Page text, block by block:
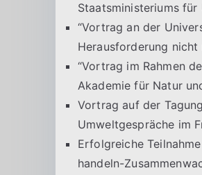
Staatsministeriums
“Vortrag an der
Herausforderung nicht
“Vortrag im Rahmen
Akademie für Natur
Vortrag auf der
Umweltgespräche im
Erfolgreiche
handeln-